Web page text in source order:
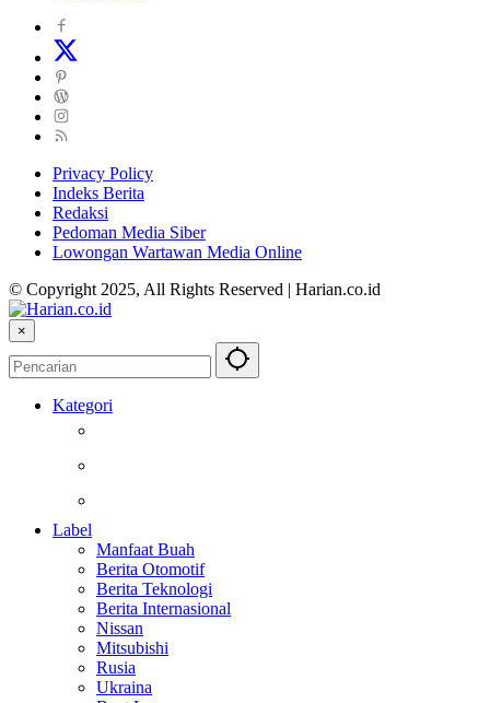
Privacy Policy
Indeks Berita
Redaksi
Pedoman Media Siber
Lowongan Wartawan Media Online
© Copyright 2025, All Rights Reserved | Harian.co.id
×
Kategori
Label
Manfaat Buah
Berita Otomotif
Berita Teknologi
Berita Internasional
Nissan
Mitsubishi
Rusia
Ukraina